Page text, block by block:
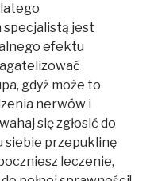
specjalistą jest
efektu
gdyż może to
nerwów i
się zgłosić do
siebie przepuklinę
leczenie,